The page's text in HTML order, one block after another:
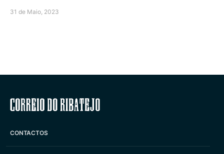
31 de Maio, 2023
Correio do Ribatejo
CONTACTOS